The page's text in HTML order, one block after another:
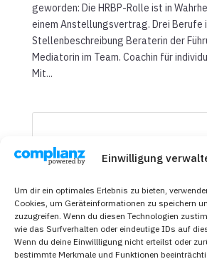
Einwilligung
Um dir ein optimales Erlebnis zu bieten,
Cookies, um Geräteinformationen zu speichern
zuzugreifen. Wenn du diesen Technologien
wie das Surfverhalten oder eindeutige IDs auf
Wenn du deine Einwillligung nicht erteilst oder
bestimmte Merkmale und Funktionen
geworden: Die HRBP-Rolle ist in
einem Anstellungsvertrag. Drei Berufe
Stellenbeschreibung Beraterin der
Mediatorin im Team. Coachin für
Mit...
Recent Posts
Die eine Frage, die in jedem zweiten
Wenn das Team-Problem die
Die HR-BP-Rolle: Drei Berufe in einem